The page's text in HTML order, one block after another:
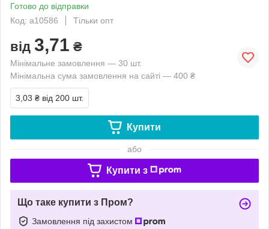
Готово до відправки
Код: a10586
Тільки опт
від 3,71 ₴
Мінімальне замовлення — 30 шт.
Мінімальна сума замовлення на сайті — 400 ₴
3,03 ₴ від 200 шт.
Купити
або
Купити з
Що таке купити з Пром?
Замовлення під захистом